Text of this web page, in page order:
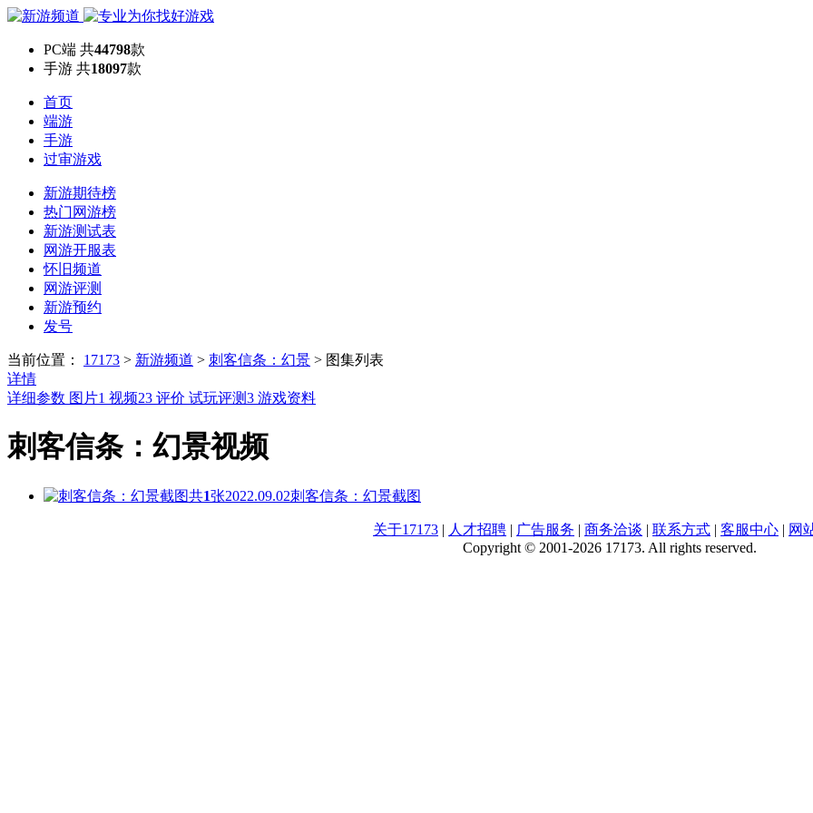
PC端 共44798款
手游 共18097款
首页
端游
手游
过审游戏
新游期待榜
热门网游榜
新游测试表
网游开服表
怀旧频道
网游评测
新游预约
发号
当前位置： 17173 > 新游频道 > 刺客信条：幻景 > 图集列表
详情
详细参数 图片1 视频23 评价 试玩评测3 游戏资料
刺客信条：幻景视频
共1张2022.09.02刺客信条：幻景截图
关于17173 | 人才招聘 | 广告服务 | 商务洽谈 | 联系方式 | 客服中心 | 网
Copyright © 2001-2026 17173. All rights reserved.